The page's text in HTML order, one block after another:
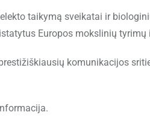
taikymą sveikatai ir
Europos mokslinių tyrimų
komunikacijos